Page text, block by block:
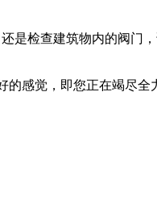
是检查建筑物内的阀门
的感觉，即您正在竭尽全